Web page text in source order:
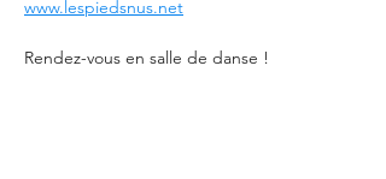
www.lespiedsnus.net
Rendez-vous en salle de danse !